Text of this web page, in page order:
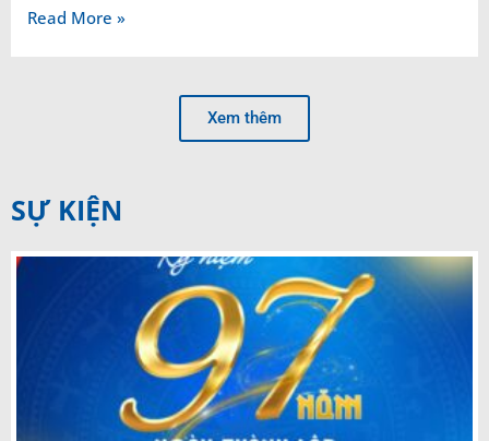
Read More »
Xem thêm
SỰ KIỆN